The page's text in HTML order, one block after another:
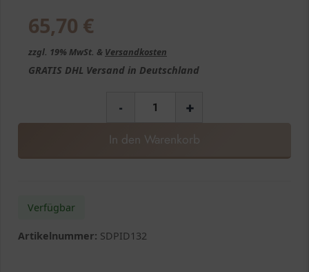
65,70 €
zzgl. 19% MwSt. & Versandkosten
GRATIS DHL Versand in Deutschland
- +
In den Warenkorb
Verfügbar
Artikelnummer: SDPID132